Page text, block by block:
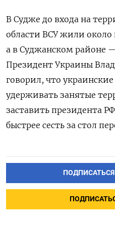
В Судже до входа на
области ВСУ жили около
а в Суджанском районе
Президент Украины
говорил, что украинские
удерживать занятые
заставить президента
быстрее сесть за стол